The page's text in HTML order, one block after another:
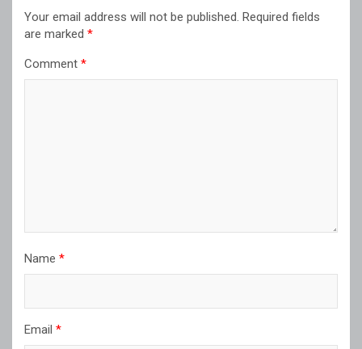
Your email address will not be published. Required fields
are marked *
Comment *
Name *
Email *